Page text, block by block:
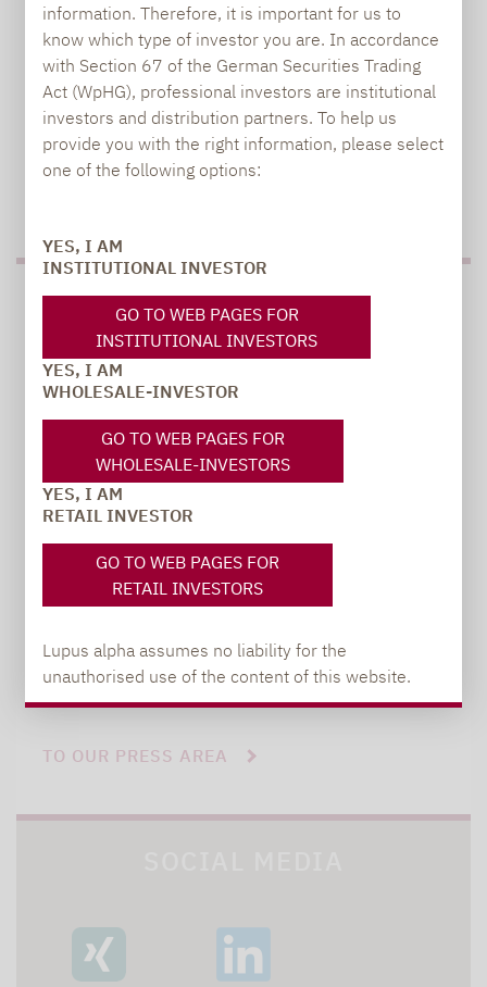
information. Therefore, it is important for us to
know which type of investor you are. In accordance
with Section 67 of the German Securities Trading
Act (WpHG), professional investors are institutional
investors and distribution partners. To help us
provide you with the right information, please select
one of the following options:
YES, I AM
INSTITUTIONAL INVESTOR
GO TO WEB PAGES FOR
INSTITUTIONAL INVESTORS
YES, I AM
WHOLESALE-INVESTOR
GO TO WEB PAGES FOR
WHOLESALE-INVESTORS
YES, I AM
RETAIL INVESTOR
GO TO WEB PAGES FOR
RETAIL INVESTORS
Lupus alpha assumes no liability for the
unauthorised use of the content of this website.
+49 69 / 36 50 58 - 7402
PRESS
Carsten Michael
PR manager, Communications
carsten.michael@lupusalpha.de
TO OUR PRESS AREA